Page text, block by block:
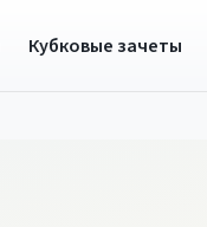
Кубковые зачеты